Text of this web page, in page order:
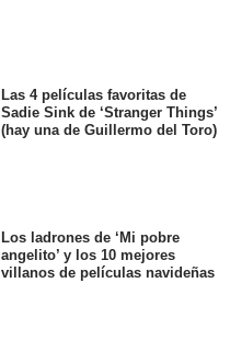
Las 4 películas favoritas de
Sadie Sink de ‘Stranger Things’
(hay una de Guillermo del Toro)
Los ladrones de ‘Mi pobre
angelito’ y los 10 mejores
villanos de películas navideñas